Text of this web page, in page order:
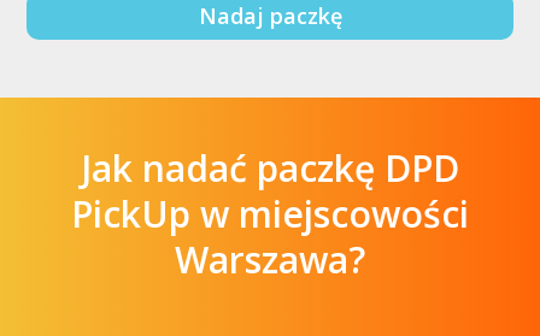
Nadaj paczkę
Jak nadać paczkę DPD
PickUp w miejscowości
Warszawa?